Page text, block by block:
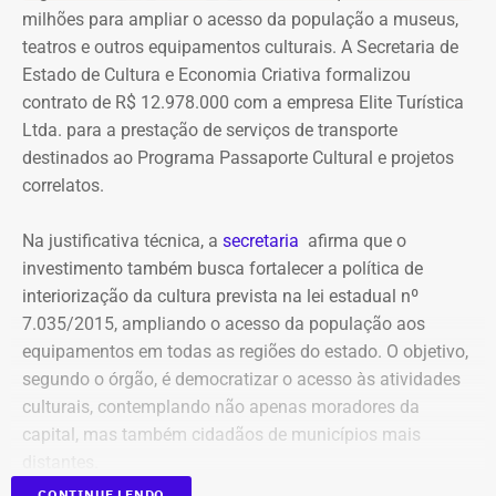
Declaração de bens de Bernardo Rossi em 2014 — Foto:
meios de recuperação, contas publicitárias e dados de
pagamento. Com isso, a Meta também seria obrigada a
elaborar uma tabela comparativa, indicando se os perfis
compartilham telefones, dispositivos, endereços de IP,
administradores, contas de anúncios, meios de
pagamento ou gerenciadores de negócios.
impulsionamentos e cita morte de
criança como exemplo de fake news
As 31 publicações relacionadas pela prefeitura tratam de
assuntos diversos. A lista inclui manchetes sobre prisões
na Assembleia Legislativa, supostos acordos políticos,
sucessão municipal, alterações no Fundo Municipal do
fiscalização urbana, lixo, uniformes escolares, número de
milhões para ampliar o acesso da população a museus,
teatros e outros equipamentos culturais. A Secretaria de
Estado de Cultura e Economia Criativa formalizou
contrato de R$ 12.978.000 com a empresa Elite Turística
Ltda. para a prestação de serviços de transporte
destinados ao Programa Passaporte Cultural e projetos
correlatos.
Na justificativa técnica, a secretaria afirma que o
investimento também busca fortalecer a política de
interiorização da cultura prevista na lei estadual nº
7.035/2015, ampliando o acesso da população aos
equipamentos em todas as regiões do estado. O objetivo,
segundo o órgão, é democratizar o acesso às atividades
culturais, contemplando não apenas moradores da
capital, mas também cidadãos de municípios mais